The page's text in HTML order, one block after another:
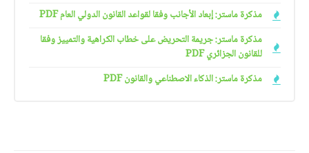
مذكرة ماستر: إبعاد الأجانب وفقا لقواعد القانون الدولي العام PDF
مذكرة ماستر: جريمة التحريض على خطاب الكراهية والتمييز وفقا
للقانون الجزائري PDF
مذكرة ماستر: الذكاء الاصطناعي والقانون PDF